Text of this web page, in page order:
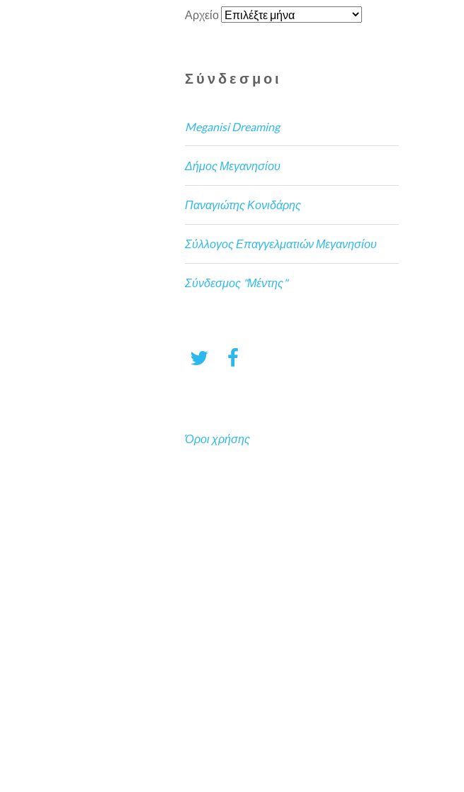
Αρχείο
Σύνδεσμοι
Meganisi Dreaming
Δήμος Μεγανησίου
Παναγιώτης Κονιδάρης
Σύλλογος Επαγγελματιών Μεγανησίου
Σύνδεσμος "Μέντης"
Όροι χρήσης